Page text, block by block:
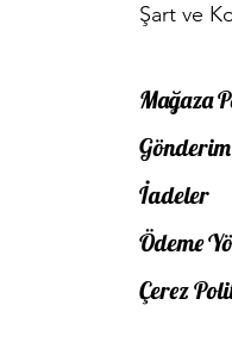
Şart ve
Mağaza
Gönderim
İadeler
Ödeme
Çerez